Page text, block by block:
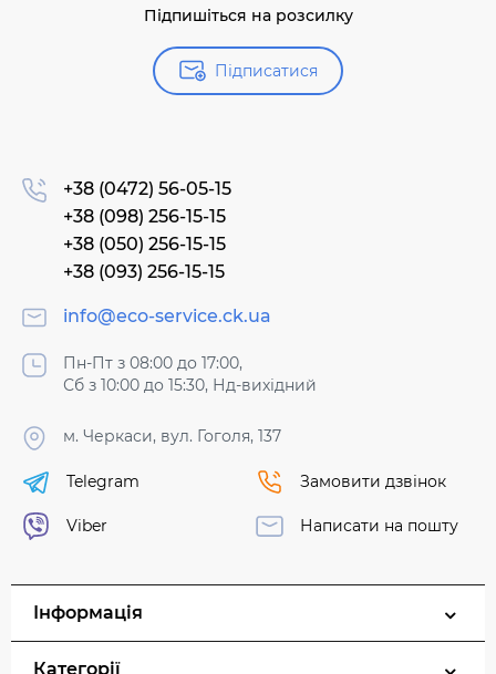
Підпишіться на розсилку
Підписатися
+38 (0472) 56-05-15
+38 (098) 256-15-15
+38 (050) 256-15-15
+38 (093) 256-15-15
info@eco-service.ck.ua
Пн-Пт з 08:00 до 17:00,
Сб з 10:00 до 15:30, Нд-вихідний
м. Черкаси, вул. Гоголя, 137
Telegram
Viber
Замовити дзвінок
Написати на пошту
Інформація
Категорії